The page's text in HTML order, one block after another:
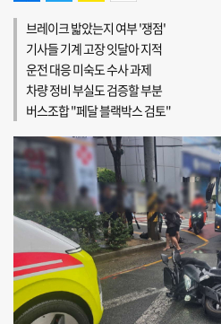
브레이크 밟았는지 여부 '쟁점'
기사들 기계 고장 잇달아 지적
운전 대응 미숙도 수사 과제
차량 정비 부실도 검증할 부분
버스조합 "페달 블랙박스 검토"